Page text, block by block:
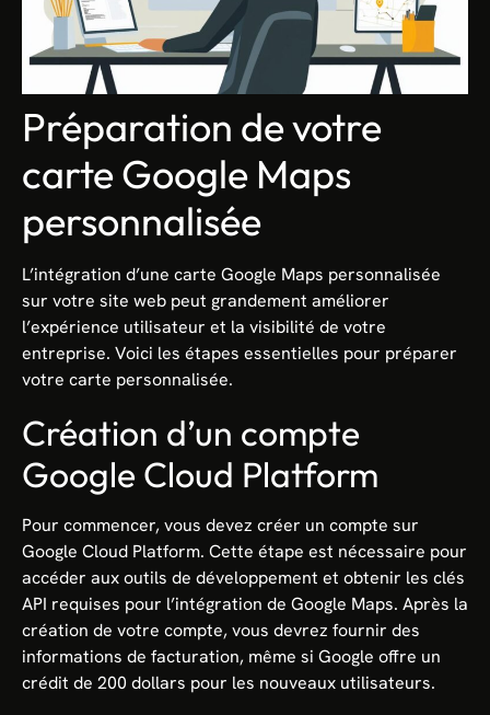
Préparation de votre
carte Google Maps
personnalisée
L’intégration d’une carte Google Maps personnalisée
sur votre site web peut grandement améliorer
l’expérience utilisateur et la visibilité de votre
entreprise. Voici les étapes essentielles pour préparer
votre carte personnalisée.
Création d’un compte
Google Cloud Platform
Pour commencer, vous devez créer un compte sur
Google Cloud Platform. Cette étape est nécessaire pour
accéder aux outils de développement et obtenir les clés
API requises pour l’intégration de Google Maps. Après la
création de votre compte, vous devrez fournir des
informations de facturation, même si Google offre un
crédit de 200 dollars pour les nouveaux utilisateurs.